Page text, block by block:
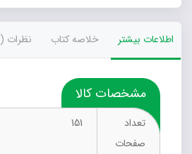
اطلاعات بیشتر خلاصه کتاب نظرات (0)
مشخصات کالا
تعداد
صفحات
151